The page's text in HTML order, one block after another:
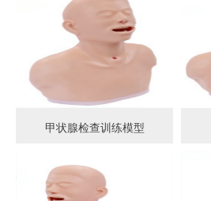
甲状腺检查训练模型